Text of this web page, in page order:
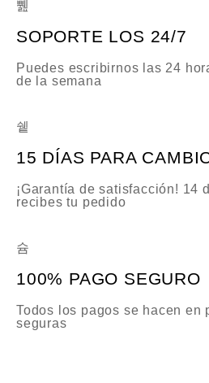
SOPORTE LOS 24/7
Puedes escribirnos las 24
de la semana
15 DÍAS PARA
¡Garantía de satisfacción! 14
recibes tu pedido
100% PAGO SEGURO
Todos los pagos se hacen en
seguras